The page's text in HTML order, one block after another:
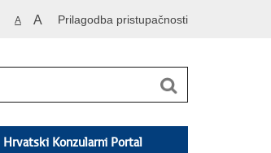
A A Prilagodba pristupačnosti
Hrvatski Konzularni Portal